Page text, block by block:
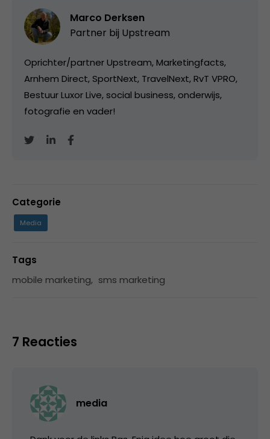
Marco Derksen
Partner bij Upstream
Oprichter/partner Upstream, Marketingfacts,
Arnhem Direct, SportNext, TravelNext, RvT VPRO,
Bestuur Luxor Live, social business, onderwijs,
fotografie en vader!
Categorie
Media
Tags
mobile marketing, sms marketing
7 Reacties
media